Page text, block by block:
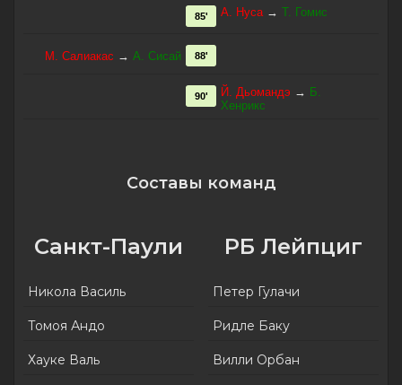
А. Нуса→ Т. Гомис
85'
М. Салиакас → А. Сисай 88'
Й. Дьомандэ → Б.
Хенрикс
90'
Составы команд
Санкт-Паули
Никола Василь
Томоя Андо
Хауке Валь
РБ Лейпциг
Петер Гулачи
Ридле Баку
Вилли Орбан